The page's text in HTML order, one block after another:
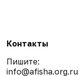
Контакты
Пишите:
info@afisha.org.ru